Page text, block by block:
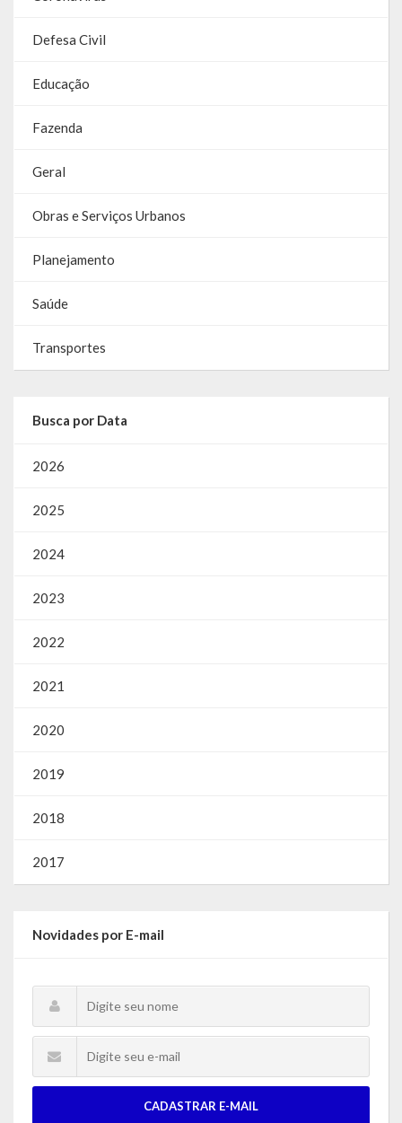
Defesa Civil
Educação
Fazenda
Geral
Obras e Serviços Urbanos
Planejamento
Saúde
Transportes
Busca por Data
2026
2025
2024
2023
2022
2021
2020
2019
2018
2017
Novidades por E-mail
CADASTRAR E-MAIL